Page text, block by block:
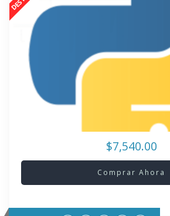
$7,540.00
Comprar Ahora